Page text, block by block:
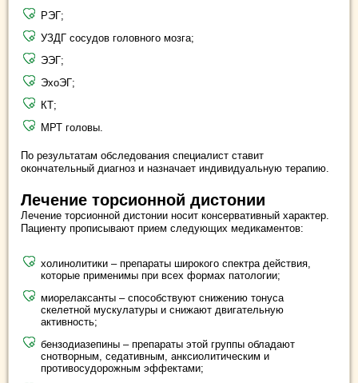
РЭГ;
УЗДГ сосудов головного мозга;
ЭЭГ;
ЭхоЭГ;
КТ;
МРТ головы.
По результатам обследования специалист ставит
окончательный диагноз и назначает индивидуальную терапию.
Лечение торсионной дистонии
Лечение торсионной дистонии носит консервативный характер.
Пациенту прописывают прием следующих медикаментов:
холинолитики – препараты широкого спектра действия,
которые применимы при всех формах патологии;
миорелаксанты – способствуют снижению тонуса
скелетной мускулатуры и снижают двигательную
активность;
бензодиазепины – препараты этой группы обладают
снотворным, седативным, анксиолитическим и
противосудорожным эффектами;